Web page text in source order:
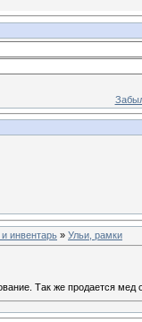
инвентарь » Ульи, рамки
Так же продается мед